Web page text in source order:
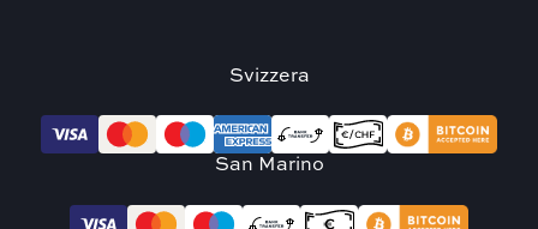
Svizzera
San Marino